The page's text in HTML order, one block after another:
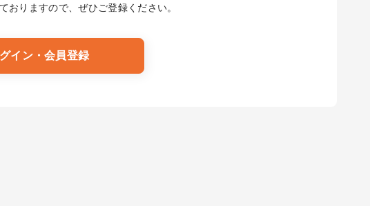
おりますので、ぜひご登録ください。
イン・会員登録